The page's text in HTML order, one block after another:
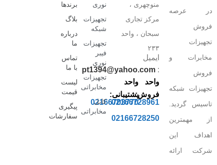
در عرصه
فروش
تجهیزات
مخابرات و
فروش
تجهیزات شبکه
تاسیس گردید.
از مهمترین
اهداف این
شرکت ارائه
منوچهری ،
مرکز تجاری
سبحان ، واحد
۲۳۳
ایمیل
:
pt1394@yahoo.com
واحد
فروش:
02166728961
02166728250
واحد
پشتیبانی:
02166703770
نوری
تجهیزات
شبکه
تجهیزات
فیبر
نوری
تجهیزات
مخابراتی
کابل
مخابراتی
برندها
بلاگ
درباره
ما
تماس
با ما
لیست
قیمت
پیگیری
سفارشات